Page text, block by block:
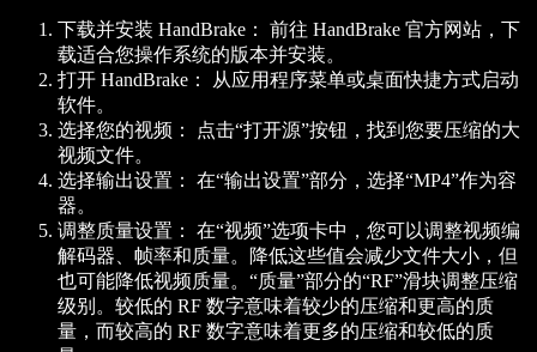
下载并安装 HandBrake：
前往 HandBrake 官方网站，下
载适合您操作系统的版本并安装。
打开 HandBrake：
从应用程序菜单或桌面快捷方式启动
软件。
选择您的视频：
点击“打开源”按钮，找到您要压缩的大
视频文件。
选择输出设置：
在“输出设置”部分，选择“MP4”作为容
器。
调整质量设置：
在“视频”选项卡中，您可以调整视频编
解码器、帧率和质量。降低这些值会减少文件大小，但
也可能降低视频质量。“质量”部分的“RF”滑块调整压缩
级别。较低的 RF 数字意味着较少的压缩和更高的质
量，而较高的 RF 数字意味着更多的压缩和较低的质